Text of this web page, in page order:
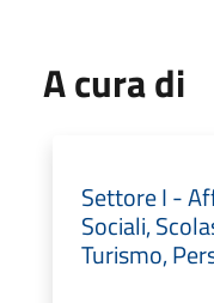
A cura di
Settore I -
Sociali,
Turismo,